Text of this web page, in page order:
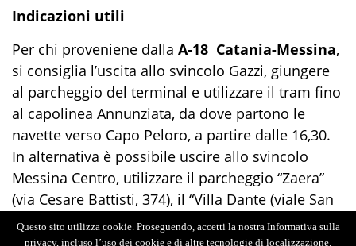
Indicazioni utili
Per chi proveniene dalla A-18 Catania-Messina,
si consiglia l’uscita allo svincolo Gazzi, giungere
al parcheggio del terminal e utilizzare il tram fino
al capolinea Annunziata, da dove partono le
navette verso Capo Peloro, a partire dalle 16,30.
In alternativa è possibile uscire allo svincolo
Messina Centro, utilizzare il parcheggio “Zaera”
(via Cesare Battisti, 374), il “Villa Dante (viale San
Martino), o i posteggi di interscambio dislocati su
Questo sito utilizza cookie. Proseguendo, accetti la nostra Informativa sulla
privacy, incluso l’uso dei cookie e di altre tecnologie di localizzazione.